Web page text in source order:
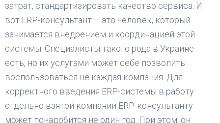
затрат, стандартизировать качество сервиса. И
вот ERP-консультант – это человек, который
занимается внедрением и координацией этой
системы. Специалисты такого рода в Украине
есть, но их услугами может себе позволить
воспользоваться не каждая компания. Для
корректного введения ERP-системы в работу
отдельно взятой компании ERP-консультанту
может понадобится не один год. При этом, он